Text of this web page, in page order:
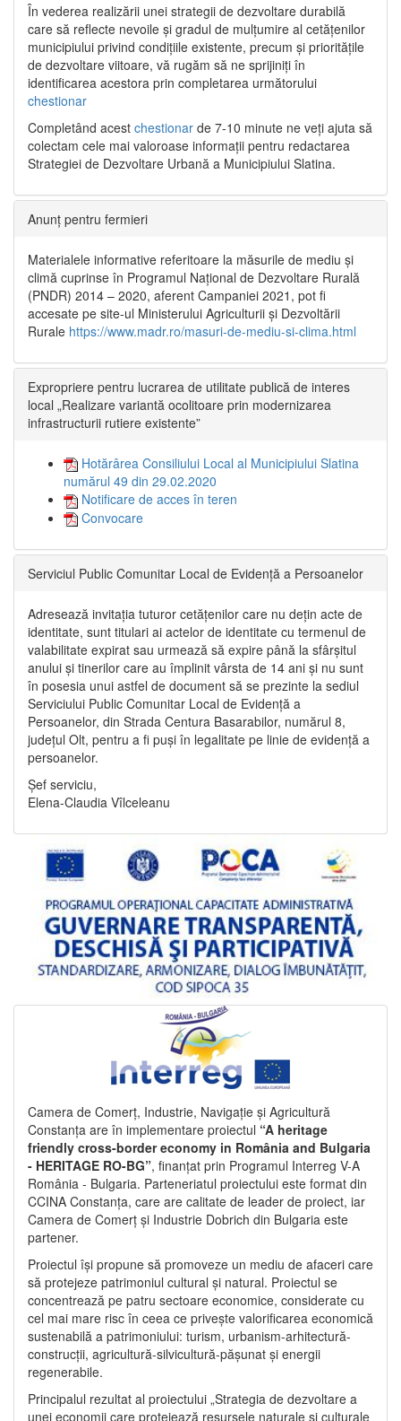
În vederea realizării unei strategii de dezvoltare durabilă
care să reflecte nevoile și gradul de mulțumire al cetățenilor
municipiului privind condițiile existente, precum și prioritățile
de dezvoltare viitoare, vă rugăm să ne sprijiniți în
identificarea acestora prin completarea următorului
chestionar
Completând acest chestionar de 7-10 minute ne veți ajuta să
colectam cele mai valoroase informații pentru redactarea
Strategiei de Dezvoltare Urbană a Municipiului Slatina.
Anunț pentru fermieri
Materialele informative referitoare la măsurile de mediu și
climă cuprinse în Programul Național de Dezvoltare Rurală
(PNDR) 2014 – 2020, aferent Campaniei 2021, pot fi
accesate pe site-ul Ministerului Agriculturii și Dezvoltării
Rurale https://www.madr.ro/masuri-de-mediu-si-clima.html
Expropriere pentru lucrarea de utilitate publică de interes
local „Realizare variantă ocolitoare prin modernizarea
infrastructurii rutiere existente”
Hotărârea Consiliului Local al Municipiului Slatina
numărul 49 din 29.02.2020
Notificare de acces în teren
Convocare
Serviciul Public Comunitar Local de Evidență a Persoanelor
Adresează invitația tuturor cetățenilor care nu dețin acte de
identitate, sunt titulari ai actelor de identitate cu termenul de
valabilitate expirat sau urmează să expire până la sfârșitul
anului și tinerilor care au împlinit vârsta de 14 ani și nu sunt
în posesia unui astfel de document să se prezinte la sediul
Serviciului Public Comunitar Local de Evidență a
Persoanelor, din Strada Centura Basarabilor, numărul 8,
județul Olt, pentru a fi puși în legalitate pe linie de evidență a
persoanelor.
Șef serviciu,
Elena-Claudia Vîlceleanu
Camera de Comerț, Industrie, Navigație și Agricultură
Constanța are în implementare proiectul “A heritage
friendly cross-border economy in România and Bulgaria
- HERITAGE RO-BG”, finanțat prin Programul Interreg V-A
România - Bulgaria. Parteneriatul proiectului este format din
CCINA Constanța, care are calitate de leader de proiect, iar
Camera de Comerț și Industrie Dobrich din Bulgaria este
partener.
Proiectul își propune să promoveze un mediu de afaceri care
să protejeze patrimoniul cultural și natural. Proiectul se
concentrează pe patru sectoare economice, considerate cu
cel mai mare risc în ceea ce privește valorificarea economică
sustenabilă a patrimoniului: turism, urbanism-arhitectură-
construcții, agricultură-silvicultură-pășunat și energii
regenerabile.
Principalul rezultat al proiectului „Strategia de dezvoltare a
unei economii care protejează resursele naturale și culturale